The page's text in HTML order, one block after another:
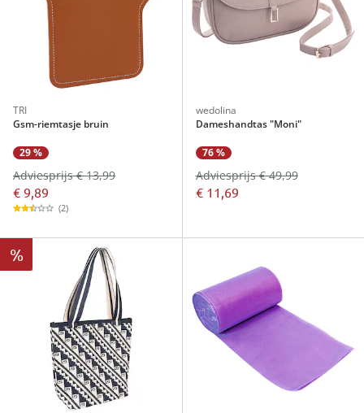
TRI
Gsm-riemtasje bruin
29 %
€ 9,89
Adviesprijs € 13,99
(2)
wedolina
Dameshandtas "Moni"
76 %
€ 11,69
Adviesprijs € 49,99
%